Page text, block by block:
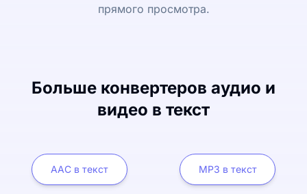
прямого просмотра.
Больше конвертеров аудио и
видео в текст
AAC в текст MP3 в текст